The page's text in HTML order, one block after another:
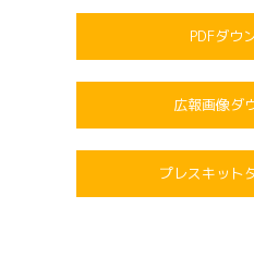
PDFダウ
広報画像ダ
プレスキット